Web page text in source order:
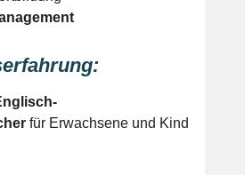
für Erwachsene und Kind